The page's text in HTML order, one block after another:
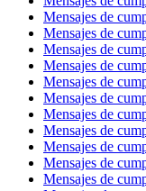
Mensajes de
Mensajes de
Mensajes de
Mensajes de
Mensajes de
Mensajes de
Mensajes de
Mensajes de
Mensajes de
Mensajes de
Mensajes de